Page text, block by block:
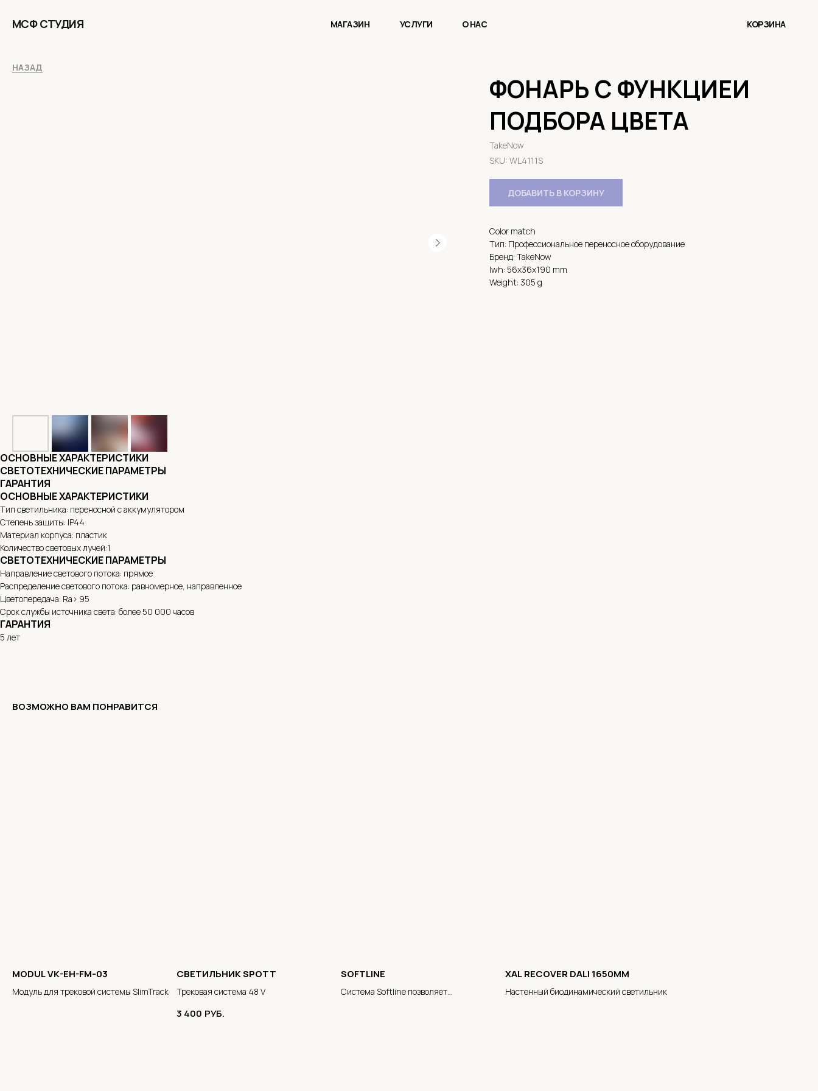
МАГАЗИН УСЛУГИ
МСФ СТУДИЯ О НАС КОРЗИНА
НАЗАД
ФОНАРЬ С ФУНКЦИЕЙ
ПОДБОРА ЦВЕТА
TakeNow
SKU: WL4111S
ДОБАВИТЬ В КОРЗИНУ
Color match
Тип: Профессиональное переносное оборудование
Бренд: TakeNow
lwh: 56x36x190 mm
Weight: 305 g
ОСНОВНЫЕ ХАРАКТЕРИСТИКИ
СВЕТОТЕХНИЧЕСКИЕ ПАРАМЕТРЫ
ГАРАНТИЯ
ОСНОВНЫЕ ХАРАКТЕРИСТИКИ
Тип светильника: переносной с аккумулятором
Степень защиты: IP44
Материал корпуса: пластик
Количество световых лучей:1
СВЕТОТЕХНИЧЕСКИЕ ПАРАМЕТРЫ
Направление светового потока: прямое
Распределение светового потока: равномерное, направленное
Цветопередача: Ra> 95
Срок службы источника света: более 50 000 часов
ГАРАНТИЯ
5 лет
ВОЗМОЖНО ВАМ ПОНРАВИТСЯ
MODUL VK-EH-FM-03
Модуль для трековой системы SlimTrack
СВЕТИЛЬНИК SPOTT
Трековая система 48 V
3 400 РУБ.
SOFTLINE
Система Softline позволяет
XAL RECOVER DALI 1650MM
Настенный биодинамический светильник